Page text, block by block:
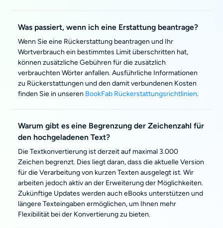
Was passiert, wenn ich eine Erstattung beantrage?
Wenn Sie eine Rückerstattung beantragen und Ihr
Wortverbrauch ein bestimmtes Limit überschritten hat,
können zusätzliche Gebühren für die zusätzlich
verbrauchten Wörter anfallen. Ausführliche Informationen
zu Rückerstattungen und den damit verbundenen Kosten
finden Sie in unseren BookFab Rückerstattungsrichtlinien.
Warum gibt es eine Begrenzung der Zeichenzahl für
den hochgeladenen Text?
Die Textkonvertierung ist derzeit auf maximal 3.000
Zeichen begrenzt. Dies liegt daran, dass die aktuelle Version
für die Verarbeitung von kurzen Texten ausgelegt ist. Wir
arbeiten jedoch aktiv an der Erweiterung der Möglichkeiten.
Zukünftige Updates werden auch eBooks unterstützen und
längere Texteingaben ermöglichen, um Ihnen mehr
Flexibilität bei der Konvertierung zu bieten.